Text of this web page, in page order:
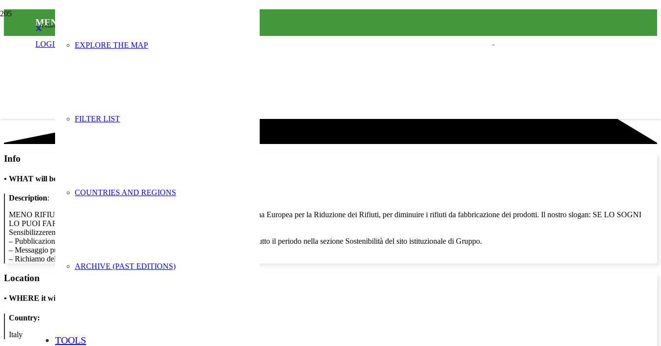
Follow us on social media
LOGIN EXPLORE THE MAP
FILTER LIST
COUNTRIES AND REGIONS
ARCHIVE (PAST EDITIONS)
TOOLS
MENO RIFIUTI, PIÙ FUTURO
Info
• WHAT will be done
Description:
MENO RIFIUTI, PIÙ FUTURO: Dal 21 al 29 novembre aderiamo alla Settimana Europea per la Riduzione dei Rifiuti, per diminuire i rifiuti da fabbricazione dei prodotti. Il nostro slogan: SE LO SOGNI
LO PUOI FARE E NOI TI AIUTIAMO A REALIZZARLO!
Sensibilizzeremo sui temi della settimana attraverso:
– Pubblicazione di una news nella nostra intranet aziendale che sarà visibile per tutto il periodo nella sezione Sostenibilità del sito istituzionale di Gruppo.
– Messaggio pubblicato nei nostri ATM
– Richiamo della news nei canali social
Location
• WHERE it will take place
Country:
Italy